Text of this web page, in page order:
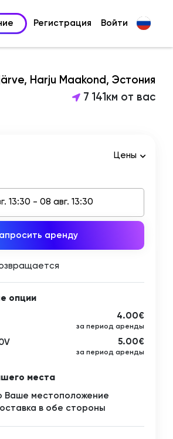
Регистрация Войти
Harju Maakond, Эстония
7 141км от вас
Цены
аренду
опции
4.00€
за период аренды
5.00€
за период аренды
места
Ваше местоположение
в обе стороны